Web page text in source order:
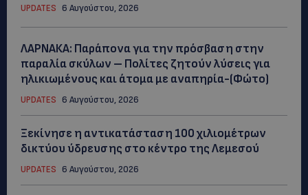
UPDATES 6 Αυγούστου, 2026
ΛΑΡΝΑΚΑ: Παράπονα για την πρόσβαση στην
παραλία σκύλων – Πολίτες ζητούν λύσεις για
ηλικιωμένους και άτομα με αναπηρία-(Φώτο)
UPDATES 6 Αυγούστου, 2026
Ξεκίνησε η αντικατάσταση 100 χιλιομέτρων
δικτύου ύδρευσης στο κέντρο της Λεμεσού
UPDATES 6 Αυγούστου, 2026